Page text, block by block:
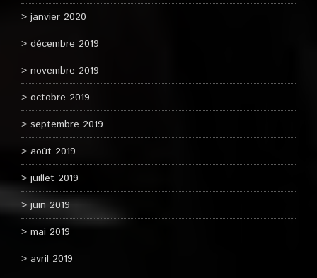
janvier 2020
décembre 2019
novembre 2019
octobre 2019
septembre 2019
août 2019
juillet 2019
juin 2019
mai 2019
avril 2019